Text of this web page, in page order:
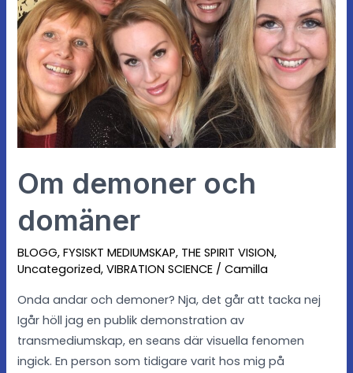
Om demoner och
domäner
BLOGG,FYSISKT MEDIUMSKAP, THE SPIRIT VISION,
Uncategorized,VIBRATION SCIENCE /Camilla
Onda andar och demoner? Nja, det går att tacka nej
Igår höll jag en publik demonstration av
transmediumskap, en seans där visuella fenomen
ingick. En person som tidigare varit hos mig på
domäner